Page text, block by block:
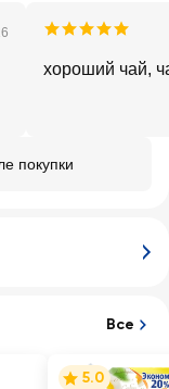
хороший чай,
покупки
Все
5.0